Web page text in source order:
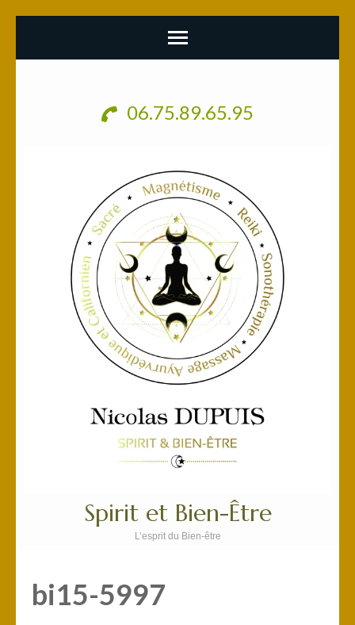
06.75.89.65.95
Spirit et Bien-Être
L’esprit du Bien-être
bi15-5997